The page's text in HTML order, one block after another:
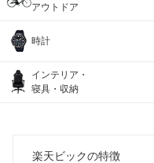
アウトドア
時計
インテリア・
寝具・収納
楽天ビックの特徴